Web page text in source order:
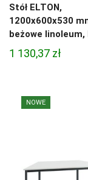
Stół ELTON,
1200x600x530
beżowe linoleum,
1 130,37 zł
NOWE